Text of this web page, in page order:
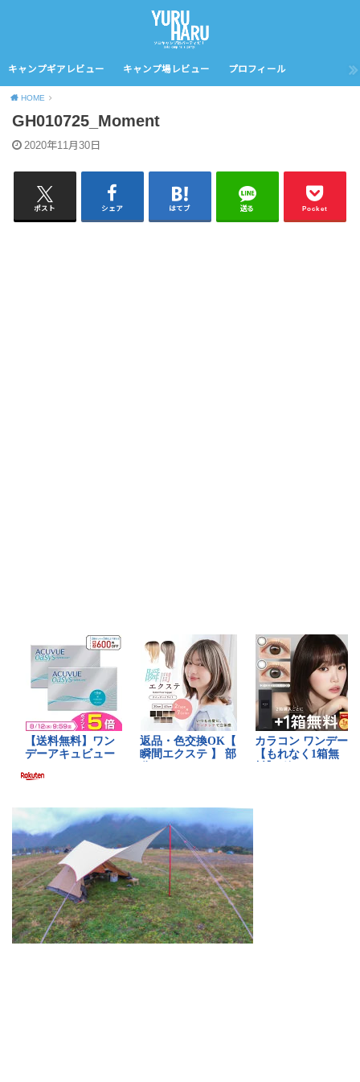
キャンプギアレビュー キャンプ場レビュー プロフィール
HOME
GH010725_Moment
2020年11月30日
ポスト シェア はてブ 送る Pocket